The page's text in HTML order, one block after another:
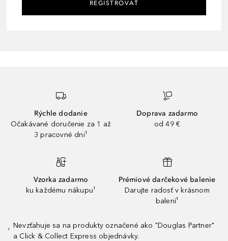
REGISTROVAŤ
Rýchle dodanie
Očakávané doručenie za 1 až
3 pracovné dni¹
Doprava zadarmo
od 49 €
Vzorka zadarmo
ku každému nákupu¹
Prémiové darčekové balenie
Darujte radosť v krásnom
balení¹
¹
Nevzťahuje sa na produkty označené ako "Douglas Partner"
a Click & Collect Express objednávky.